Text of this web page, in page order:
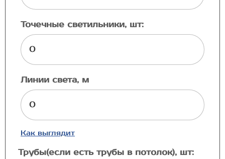
Точечные светильники, шт:
Линии света, м
Как выглядит
Трубы(если есть трубы в потолок), шт: